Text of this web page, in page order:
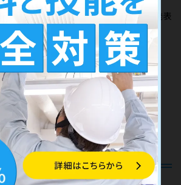
2024年度第二種電気工事士試験の合格発表
はいつ？日程と確認方法も
第二種電気工事士｜過去問題・解答一覧